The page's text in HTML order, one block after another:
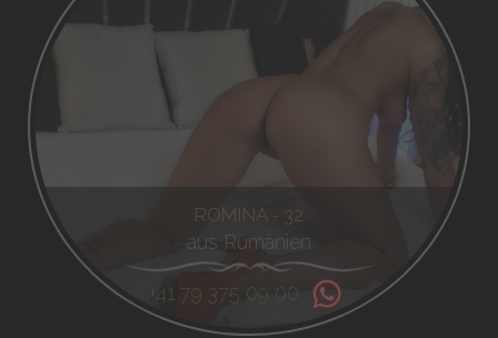
ROMINA - 32
aus Rumänien
+41 79 375 09 00